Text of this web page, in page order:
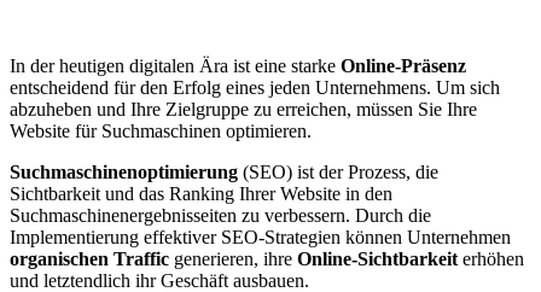
In der heutigen digitalen Ära ist eine starke Online-Präsenz
entscheidend für den Erfolg eines jeden Unternehmens. Um sich
abzuheben und Ihre Zielgruppe zu erreichen, müssen Sie Ihre
Website für Suchmaschinen optimieren.
Suchmaschinenoptimierung (SEO) ist der Prozess, die
Sichtbarkeit und das Ranking Ihrer Website in den
Suchmaschinenergebnisseiten zu verbessern. Durch die
Implementierung effektiver SEO-Strategien können Unternehmen
organischen Traffic generieren, ihre Online-Sichtbarkeit erhöhen
und letztendlich ihr Geschäft ausbauen.